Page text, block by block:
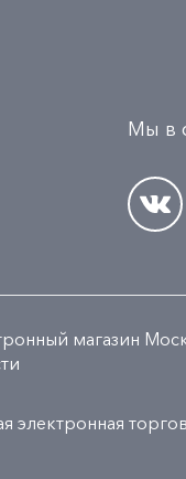
Мы в
магазин
электронная